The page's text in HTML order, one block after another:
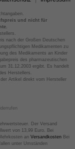
und nicht für
nach der Großen Deutschen
Medikamenten zu
des Medikaments an Kinder
des pharmazeutischen
31.12.2003 ergibt. Es handelt
Herstellers.
Artikel direkt vom Hersteller
Der Versand
von 13,99 Euro. Bei
an VersandkostenBei
unter Umständen